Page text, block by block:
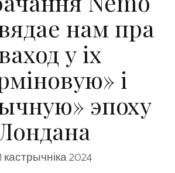
нам пра
у іх
і
эпоху
кастрычніка 2024